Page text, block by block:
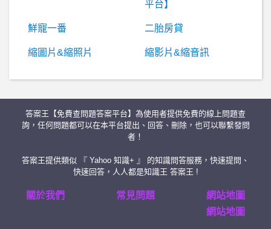
X_Z_Zhou- 關於購買獸王傳說的問題？
棒球- 右側投=右殺？ 右側投=右殺？
日
本旅遊- 京都 嵐山 人力車請益 京都 嵐山 人力車請益
英雄聯盟- Doggo回去以後會不會回不去了？
平台】
鮮寵一番 二胎房貸
縮圖片&縮照片 縮影片&縮音訊
答案王【免費查問題答案平台】為使用者提供免費的線上問題查
詢，任何問題都可以在本平台提出、回答、刪除，也可以聯繫發問
者！
答案王提供類似 『 Yahoo 知識+ 』 的知識問答服務，快速提問、
快速回答，人人都是知識王 答案王 !
關於我們 常見問題
網站地圖
網站地圖